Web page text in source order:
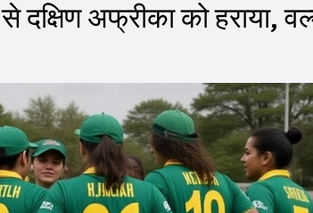
दक्षिण अफ्रीका को हराया,